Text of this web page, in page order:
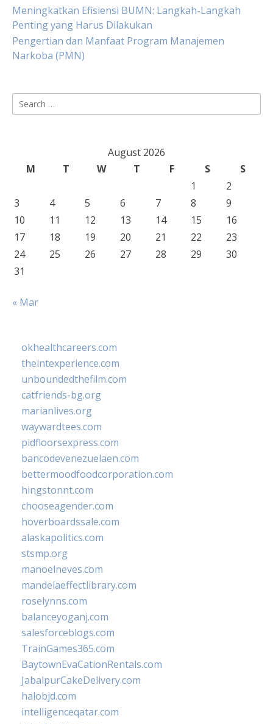
Meningkatkan Efisiensi BUMN: Langkah-Langkah
Penting yang Harus Dilakukan
Pengertian dan Manfaat Program Manajemen
Narkoba (PMN)
Search
for:
August 2026
M
T W T F S
S
1
2
3
4 5 6 7 8
9
10
11 12 13 14 15
16
17
18 19 20 21 22
23
24
25 26 27 28 29
30
31
« Mar
okhealthcareers.com
theintexperience.com
unboundedthefilm.com
catfriends-bg.org
marianlives.org
waywardtees.com
pidfloorsexpress.com
bancodevenezuelaen.com
bettermoodfoodcorporation.com
hingstonnt.com
chooseagender.com
hoverboardssale.com
alaskapolitics.com
stsmp.org
manoelneves.com
mandelaeffectlibrary.com
roselynns.com
balanceyoganj.com
salesforceblogs.com
TrainGames365.com
BaytownEvaCationRentals.com
JabalpurCakeDelivery.com
halobjd.com
intelligenceqatar.com